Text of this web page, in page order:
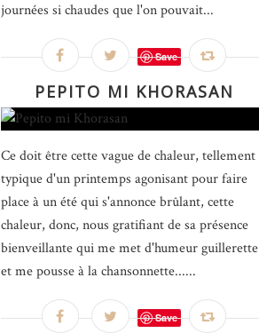
journées si chaudes que l'on pouvait...
Save
PEPITO MI KHORASAN
Ce doit être cette vague de chaleur, tellement
typique d'un printemps agonisant pour faire
place à un été qui s'annonce brûlant, cette
chaleur, donc, nous gratifiant de sa présence
bienveillante qui me met d'humeur guillerette
et me pousse à la chansonnette......
Save